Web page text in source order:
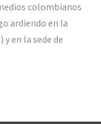
colombianos
ardiendo en la
y en la sede de